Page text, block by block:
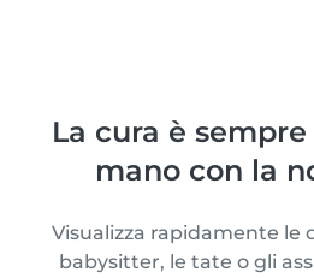
La cura è
mano con la
Visualizza rapidamente le
babysitter, le tate o gli